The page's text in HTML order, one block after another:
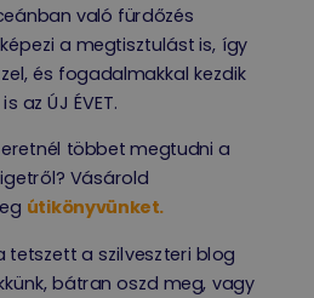
való fürdőzés
a megtisztulást is, így
és fogadalmakkal kezdik
az ÚJ ÉVET.
többet megtudni a
Vásárold
útikönyvünket.
tetszett a szilveszteri blog
bátran oszd meg, vagy